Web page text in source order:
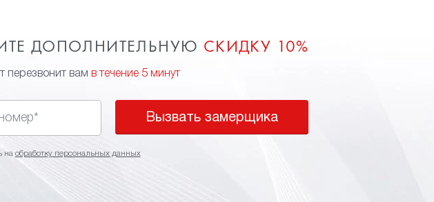
ДОПОЛНИТЕЛЬНУЮ СКИДКУ 10%
перезвонит вам в течение 5 минут
Вызвать замерщика
на обработку персональных данных